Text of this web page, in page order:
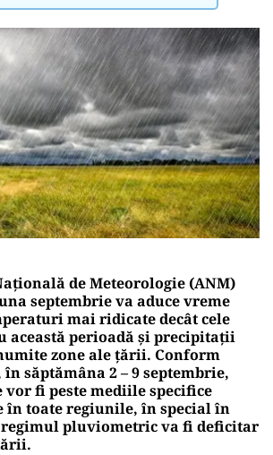
de Meteorologie (ANM)
septembrie va aduce vreme
mai ridicate decât cele
această perioadă și precipitații
zone ale țării. Conform
săptămâna 2 – 9 septembrie,
fi peste mediile specifice
în toate regiunile, în special în
regimul pluviometric va fi deficitar